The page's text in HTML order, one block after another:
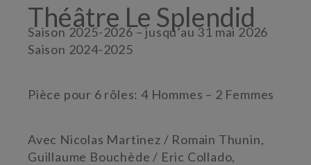
Théâtre Le Splendid
Saison 2025-2026 – jusqu’au 31 mai 2026
Saison 2024-2025
Pièce pour 6 rôles: 4 Hommes – 2 Femmes
Avec Nicolas Martinez / Romain Thunin,
Guillaume Bouchède / Eric Collado,